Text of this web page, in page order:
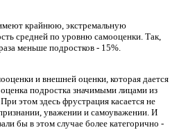
крайнюю, экстремальную
средней по уровню самооценки. Так,
меньше подростков - 15%.
и внешней оценки, которая дается
подростка значимыми лицами из
этом здесь фрустрация касается не
уважении и самоуважении. И
бы в этом случае более категорично -